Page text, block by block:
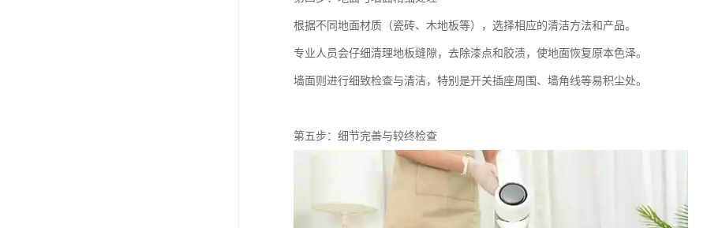
根据不同地面材质（瓷砖、木地板等），选择相应的清洁方法和产品。
专业人员会仔细清理地板缝隙，去除漆点和胶渍，使地面恢复原本色泽。
墙面则进行细致检查与清洁，特别是开关插座周围、墙角线等易积尘处。
第五步：细节完善与较终检查